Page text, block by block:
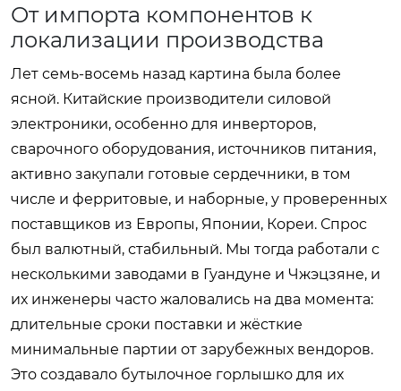
От импорта компонентов к
локализации производства
Лет семь-восемь назад картина была более
ясной. Китайские производители силовой
электроники, особенно для инверторов,
сварочного оборудования, источников питания,
активно закупали готовые сердечники, в том
числе и ферритовые, и наборные, у проверенных
поставщиков из Европы, Японии, Кореи. Спрос
был валютный, стабильный. Мы тогда работали с
несколькими заводами в Гуандуне и Чжэцзяне, и
их инженеры часто жаловались на два момента:
длительные сроки поставки и жёсткие
минимальные партии от зарубежных вендоров.
Это создавало бутылочное горлышко для их